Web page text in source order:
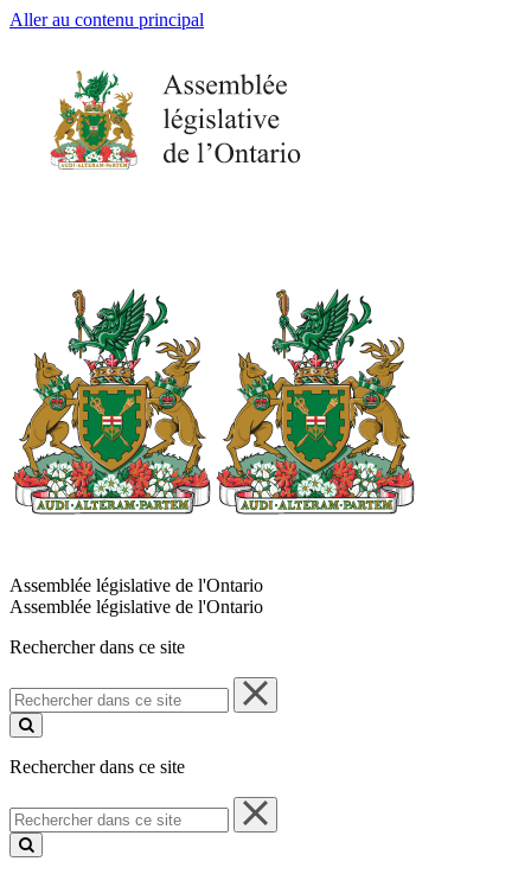
Aller au contenu principal
Assemblée législative de l'Ontario
Assemblée législative de l'Ontario
Rechercher dans ce site
Rechercher
dans
ce
Rechercher dans ce site
Rechercher
dans
ce